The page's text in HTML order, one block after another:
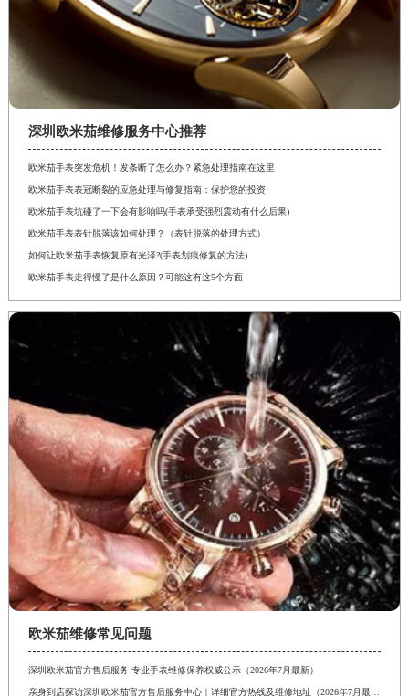
深圳欧米茄维修服务中心推荐
欧米茄手表突发危机！发条断了怎么办？紧急处理指南在这里
欧米茄手表表冠断裂的应急处理与修复指南：保护您的投资
欧米茄手表坑碰了一下会有影响吗(手表承受强烈震动有什么后果)
欧米茄手表表针脱落该如何处理？（表针脱落的处理方式）
如何让欧米茄手表恢复原有光泽?(手表划痕修复的方法)
欧米茄手表走得慢了是什么原因？可能这有这5个方面
欧米茄维修常见问题
深圳欧米茄官方售后服务 专业手表维修保养权威公示（2026年7月最新）
亲身到店探访深圳欧米茄官方售后服务中心｜详细官方热线及维修地址（2026年7月最新）